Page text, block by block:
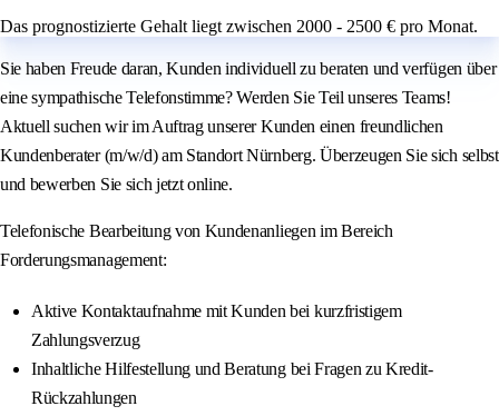
Das prognostizierte Gehalt liegt zwischen 2000 - 2500 € pro Monat.
Sie haben Freude daran, Kunden individuell zu beraten und verfügen über
eine sympathische Telefonstimme? Werden Sie Teil unseres Teams!
Aktuell suchen wir im Auftrag unserer Kunden einen freundlichen
Kundenberater (m/w/d) am Standort Nürnberg. Überzeugen Sie sich selbst
und bewerben Sie sich jetzt online.
Telefonische Bearbeitung von Kundenanliegen im Bereich
Forderungsmanagement:
Aktive Kontaktaufnahme mit Kunden bei kurzfristigem
Zahlungsverzug
Inhaltliche Hilfestellung und Beratung bei Fragen zu Kredit-
Rückzahlungen